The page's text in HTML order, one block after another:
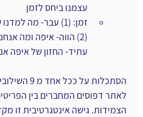
עצמנו ביחס לזמן
זמן: (1) עבר- מה
עתיד- החזון של איפה
הסתכלות על
לאתר דפוסים המחברים בין
הצמידות. גישה אינטגרטיבית זו